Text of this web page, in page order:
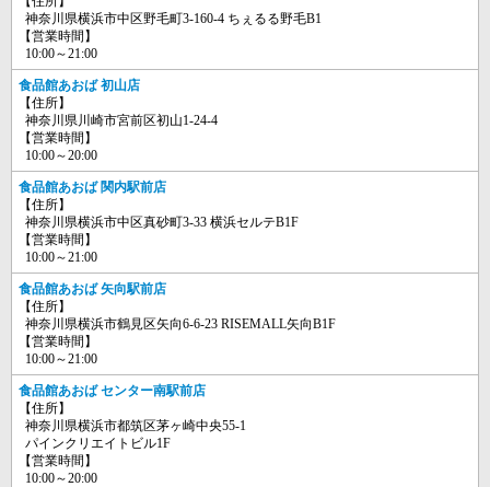
神奈川県横浜市中区野毛町3-160-4 ちぇるる野毛B1
【営業時間】
10:00～21:00
食品館あおば 初山店
【住所】
神奈川県川崎市宮前区初山1-24-4
【営業時間】
10:00～20:00
食品館あおば 関内駅前店
【住所】
神奈川県横浜市中区真砂町3-33 横浜セルテB1F
【営業時間】
10:00～21:00
食品館あおば 矢向駅前店
【住所】
神奈川県横浜市鶴見区矢向6-6-23 RISEMALL矢向B1F
【営業時間】
10:00～21:00
食品館あおば センター南駅前店
【住所】
神奈川県横浜市都筑区茅ヶ崎中央55-1
パインクリエイトビル1F
【営業時間】
10:00～20:00